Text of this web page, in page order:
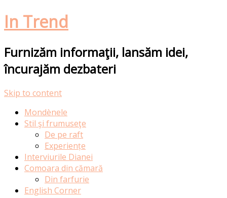
In Trend
Furnizăm informaţii, lansăm idei,
încurajăm dezbateri
Skip to content
Mondènele
Stil şi frumuseţe
De pe raft
Experiențe
Interviurile Dianei
Comoara din cămară
Din farfurie
English Corner